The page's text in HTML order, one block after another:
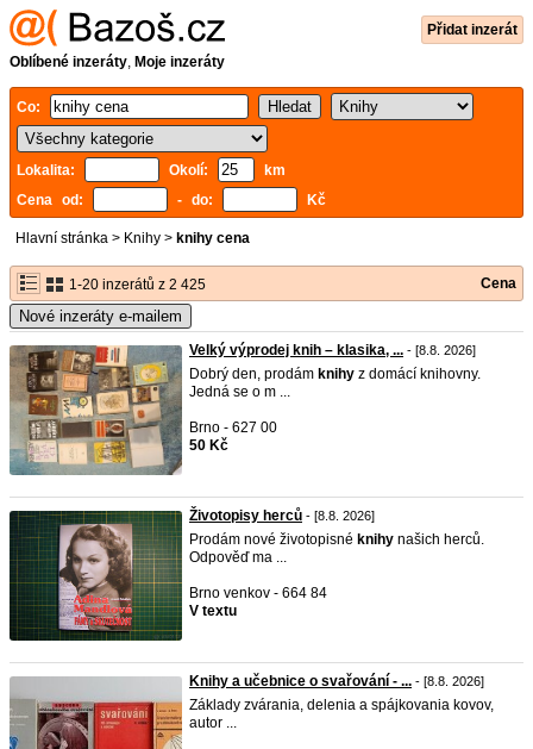
Přidat inzerát
Oblíbené inzeráty, Moje inzeráty
Co:
Lokalita: Okolí:
km
Cena od:
- do: Kč
Hlavní stránka > Knihy > knihy cena
1-20 inzerátů z 2 425 Cena
Nové inzeráty e-mailem
Velký výprodej knih – klasika, ... - [8.8. 2026]
Dobrý den, prodám knihy z domácí knihovny.
Jedná se o m ...
Brno - 627 00
50 Kč
Životopisy herců - [8.8. 2026]
Prodám nové životopisné knihy našich herců.
Odpověď ma ...
Brno venkov - 664 84
V textu
Knihy a učebnice o svařování - ... - [8.8. 2026]
Základy zvárania, delenia a spájkovania kovov,
autor ...